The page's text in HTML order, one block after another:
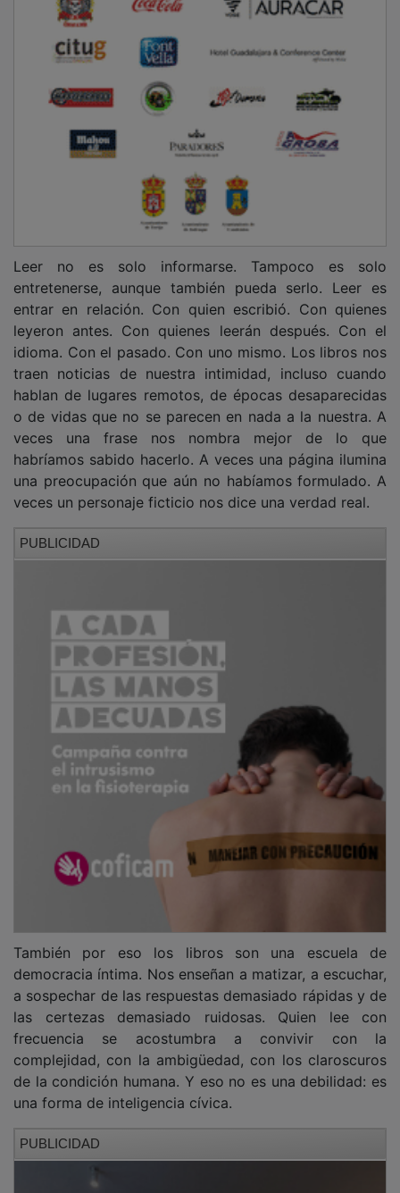
entretenerse, aunque también pueda serlo. Leer es
entrar en relación. Con quien escribió. Con quienes
leyeron antes. Con quienes leerán después. Con el
idioma. Con el pasado. Con uno mismo. Los libros nos
traen noticias de nuestra intimidad, incluso cuando
hablan de lugares remotos, de épocas desaparecidas
o de vidas que no se parecen en nada a la nuestra. A
veces una frase nos nombra mejor de lo que
habríamos sabido hacerlo. A veces una página ilumina
una preocupación que aún no habíamos formulado. A
veces un personaje ficticio nos dice una verdad real.
democracia íntima. Nos enseñan a matizar, a escuchar,
a sospechar de las respuestas demasiado rápidas y de
las certezas demasiado ruidosas. Quien lee con
frecuencia se acostumbra a convivir con la
complejidad, con la ambigüedad, con los claroscuros
de la condición humana. Y eso no es una debilidad: es
una forma de inteligencia cívica.
En un tiempo que a menudo premia el eslogan, el